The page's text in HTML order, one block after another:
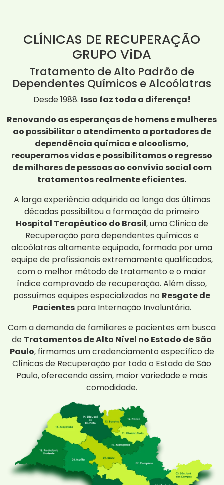
CLÍNICAS DE RECUPERAÇÃO
GRUPO ViDA
Tratamento de Alto Padrão de
Dependentes Químicos e Alcoólatras
Desde 1988. Isso faz toda a diferença!
Renovando as esperanças de homens e mulheres
ao possibilitar o atendimento a portadores de
dependência química e alcoolismo,
recuperamos vidas e possibilitamos o regresso
de milhares de pessoas ao convívio social com
tratamentos realmente eficientes.
A larga experiência adquirida ao longo das últimas
décadas possibilitou a formação do primeiro
Hospital Terapêutico do Brasil, uma Clínica de
Recuperação para dependentes químicos e
alcoólatras altamente equipada, formada por uma
equipe de profissionais extremamente qualificados,
com o melhor método de tratamento e o maior
índice comprovado de recuperação. Além disso,
possuímos equipes especializadas no Resgate de
Pacientes para Internação Involuntária.
Com a demanda de familiares e pacientes em busca
de Tratamentos de Alto Nível no Estado de São
Paulo, firmamos um credenciamento específico de
Clínicas de Recuperação por todo o Estado de São
Paulo, oferecendo assim, maior variedade e mais
comodidade.